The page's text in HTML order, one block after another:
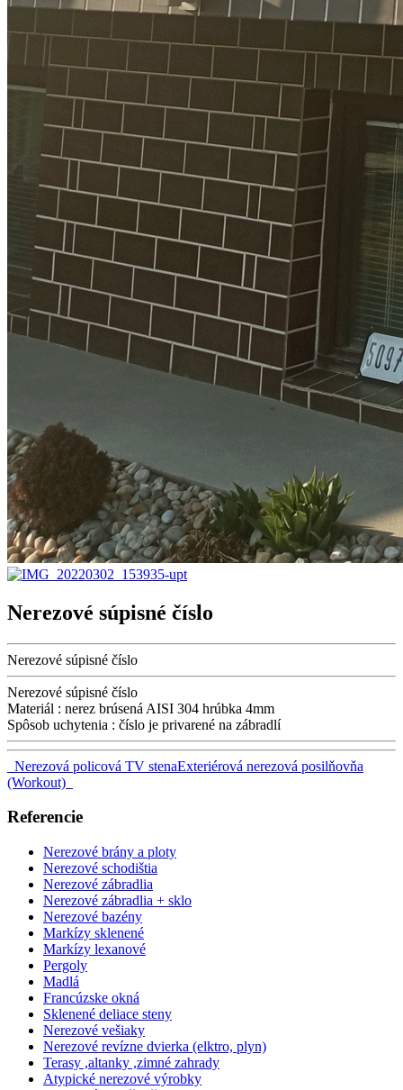
Nerezové súpisné číslo
Nerezové súpisné číslo
Nerezové súpisné číslo
Materiál : nerez brúsená AISI 304 hrúbka 4mm
Spôsob uchytenia : číslo je privarené na zábradlí
Nerezová policová TV stenaExteriérová nerezová posilňovňa
(Workout)
Referencie
Nerezové brány a ploty
Nerezové schodištia
Nerezové zábradlia
Nerezové zábradlia + sklo
Nerezové bazény
Markízy sklenené
Markízy lexanové
Pergoly
Madlá
Francúzske okná
Sklenené deliace steny
Nerezové vešiaky
Nerezové revízne dvierka (elktro, plyn)
Terasy ,altanky ,zimné zahrady
Atypické nerezové výrobky